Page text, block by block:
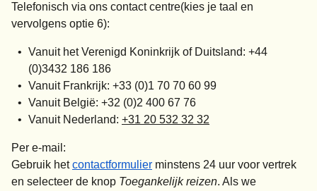
Telefonisch via ons contact centre(kies je taal en
vervolgens optie 6):
Vanuit het Verenigd Koninkrijk of Duitsland: +44
(0)3432 186 186
Vanuit Frankrijk: +33 (0)1 70 70 60 99
Vanuit België: +32 (0)2 400 67 76
Vanuit Nederland: +31 20 532 32 32
Per e-mail:
Gebruik hetcontactformulier minstens 24 uur voor vertrek
en selecteer de knop Toegankelijk reizen. Als we